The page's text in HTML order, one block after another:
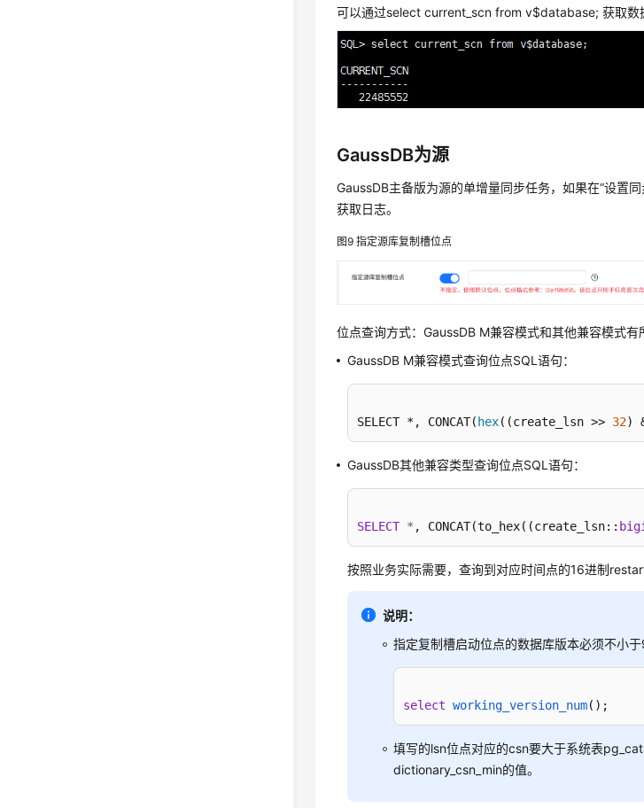
可以通过select current_scn from v$database; 获取数
GaussDB为源
GaussDB主备版为源的单增量同步任务，如果在“设置同
获取日志。
图9指定源库复制槽位点
位点查询方式：GaussDB M兼容模式和其他兼容模式有
GaussDB M兼容模式查询位点SQL语句：
SELECT *, CONCAT( hex((create_lsn >> 32)
GaussDB其他兼容类型查询位点SQL语句：
SELECT * , CONCAT(to_hex((create_lsn::
按照业务实际需要，查询到对应时间点的16进制
说明：
指定复制槽启动位点的数据库版本必须不小
select working_version_num() ;
填写的lsn位点对应的csn要大于系统表
dictionary_csn_min的值。